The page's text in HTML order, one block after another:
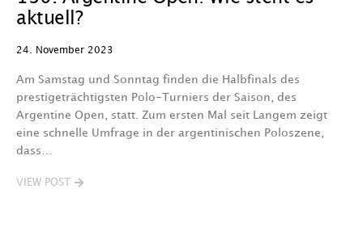
aktuell?
24. November 2023
Am Samstag und Sonntag finden die Halbfinals des
prestigeträchtigsten Polo-Turniers der Saison, des
Argentine Open, statt. Zum ersten Mal seit Langem zeigt
eine schnelle Umfrage in der argentinischen Poloszene,
dass…
VIEW POST